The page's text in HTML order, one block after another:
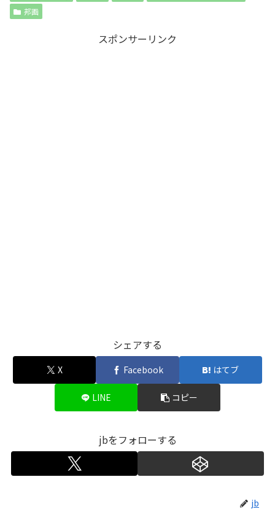
邦画
スポンサーリンク
シェアする
X Facebook はてブ
LINE コピー
jbをフォローする
jb